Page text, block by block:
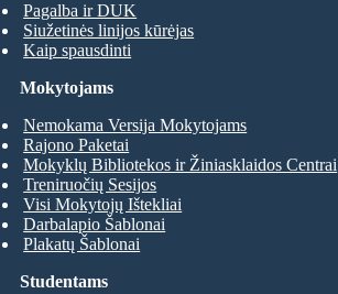
Pagalba ir DUK
Siužetinės linijos kūrėjas
Kaip spausdinti
Studentams
Mokytojams
Nemokama Versija Mokytojams
Rajono Paketai
Mokyklų Bibliotekos ir Žiniasklaidos Centrai
Treniruočių Sesijos
Visi Mokytojų Ištekliai
Darbalapio Šablonai
Plakatų Šablonai